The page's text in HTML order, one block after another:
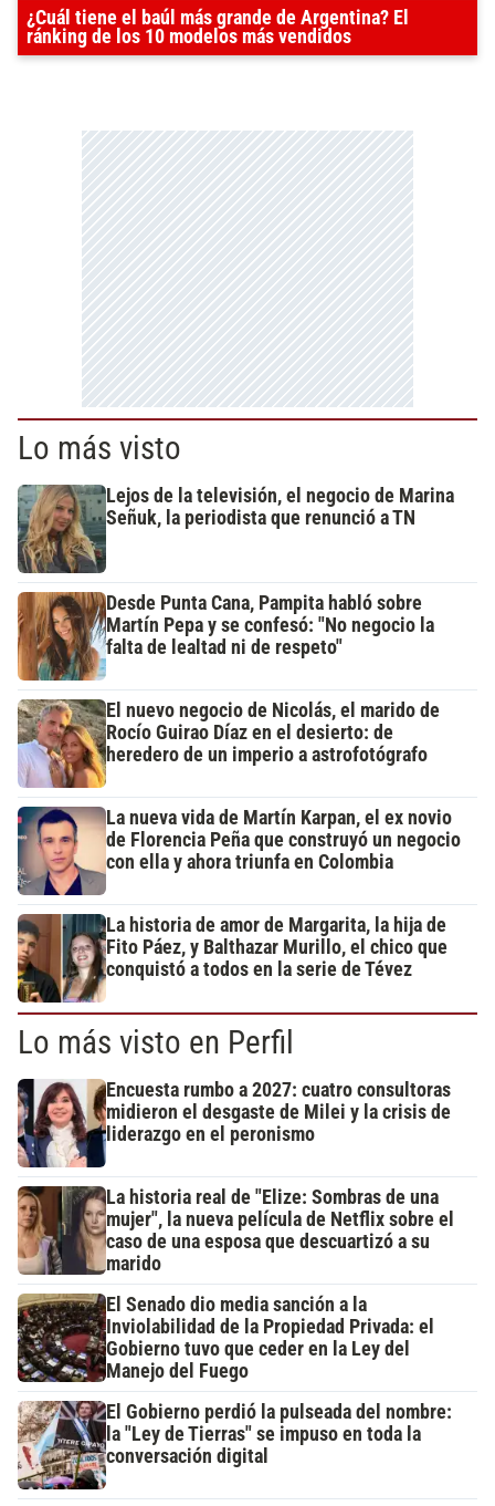
¿Cuál tiene el baúl más grande de Argentina? El
ránking de los 10 modelos más vendidos
Lo más visto
Lejos de la televisión, el negocio de Marina
Señuk, la periodista que renunció a TN
Desde Punta Cana, Pampita habló sobre
Martín Pepa y se confesó: "No negocio la
falta de lealtad ni de respeto"
El nuevo negocio de Nicolás, el marido de
Rocío Guirao Díaz en el desierto: de
heredero de un imperio a astrofotógrafo
La nueva vida de Martín Karpan, el ex novio
de Florencia Peña que construyó un negocio
con ella y ahora triunfa en Colombia
La historia de amor de Margarita, la hija de
Fito Páez, y Balthazar Murillo, el chico que
conquistó a todos en la serie de Tévez
Lo más visto en Perfil
Encuesta rumbo a 2027: cuatro consultoras
midieron el desgaste de Milei y la crisis de
liderazgo en el peronismo
La historia real de "Elize: Sombras de una
mujer", la nueva película de Netflix sobre el
caso de una esposa que descuartizó a su
marido
El Senado dio media sanción a la
Inviolabilidad de la Propiedad Privada: el
Gobierno tuvo que ceder en la Ley del
Manejo del Fuego
El Gobierno perdió la pulseada del nombre:
la "Ley de Tierras" se impuso en toda la
conversación digital